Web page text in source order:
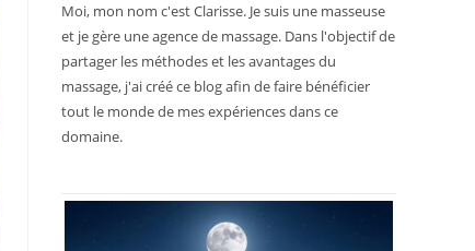
Moi, mon nom c'est Clarisse. Je suis une masseuse
et je gère une agence de massage. Dans l'objectif de
partager les méthodes et les avantages du
massage, j'ai créé ce blog afin de faire bénéficier
tout le monde de mes expériences dans ce
domaine.